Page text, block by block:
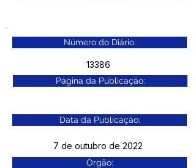
Número do Diário:
13386
Página da Publicação:
Data da Publicação:
7 de outubro de 2022
Órgão: